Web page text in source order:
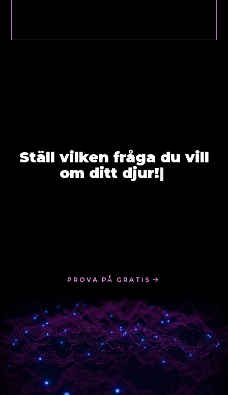
Ställ vilken fråga du vill
om dit|
PROVA PÅ GRATIS